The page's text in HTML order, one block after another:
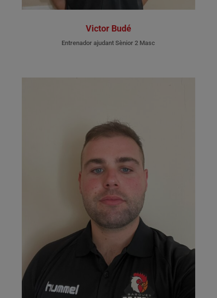
Victor Budé
Entrenador ajudant Sènior 2 Masc